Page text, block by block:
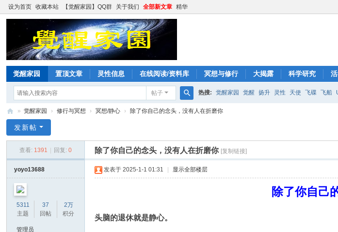
设为首页 收藏本站 【觉醒家园】QQ群 关于我们 全部新文章 精华
觉醒家园 置顶文章 灵性信息 在线阅读/资料库 冥想与修行 大揭露 科学研究
帖子
搜
热搜: 觉醒家园 觉醒 扬升 灵性 天使 飞碟 飞船
醒
园
» 觉醒家园 › 修行与冥想 › 冥想/静心 › 除了你自己的念头，没有人在折磨你
发新帖
查看: 1391 回复: 0 除了你自己的念头，没有人在折磨你 [复制链接]
yoyo13688
5311
主题
37
回帖
2万
积分
管理员
发表于 2025-1-1 01:31 显示全部楼层
除了你自己
头脑的退休就是静心。